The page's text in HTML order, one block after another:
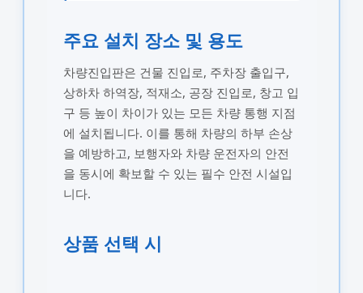
주요 설치 장소 및 용도
차량진입판은 건물 진입로, 주차장 출입구,
상하차 하역장, 적재소, 공장 진입로, 창고 입
구 등 높이 차이가 있는 모든 차량 통행 지점
에 설치됩니다. 이를 통해 차량의 하부 손상
을 예방하고, 보행자와 차량 운전자의 안전
을 동시에 확보할 수 있는 필수 안전 시설입
니다.
상품 선택 시